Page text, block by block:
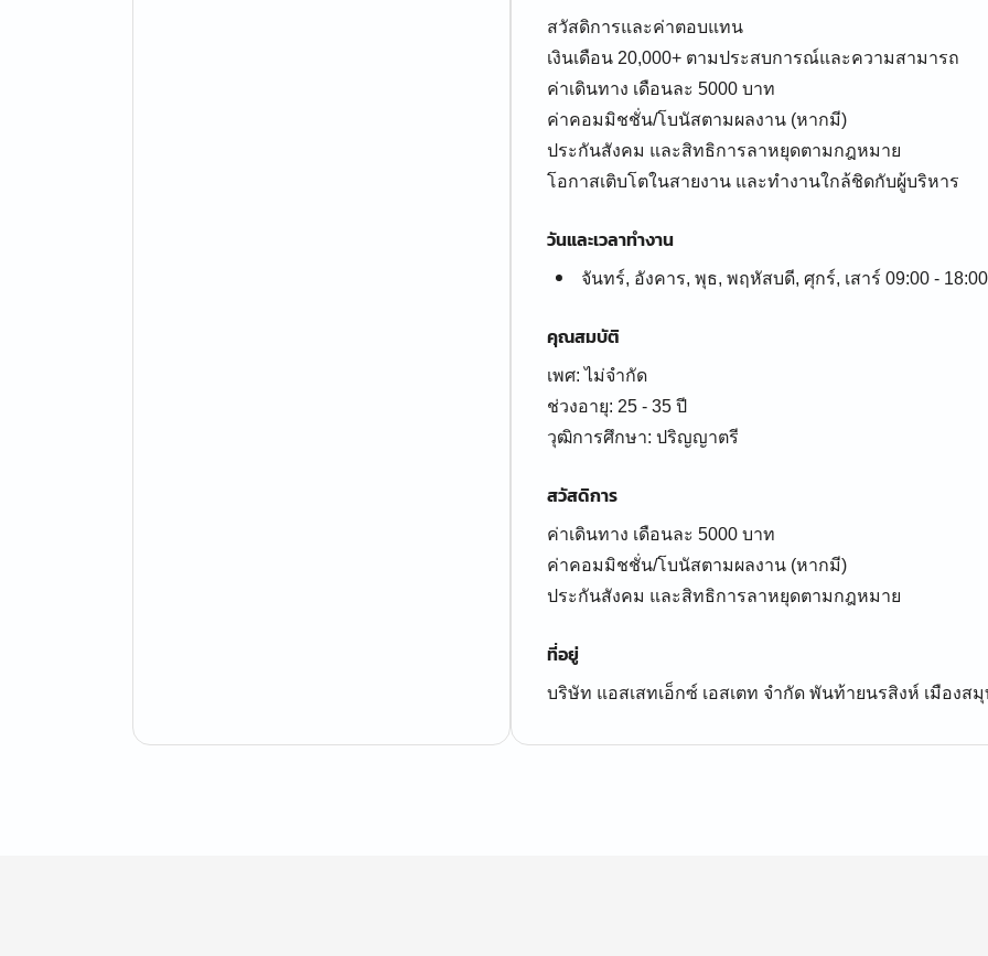
สวัสดิการและค่าตอบแทน
เงินเดือน 20,000+ ตามประสบการณ์และความสามารถ
ค่าเดินทาง เดือนละ 5000 บาท
ค่าคอมมิชชั่น/โบนัสตามผลงาน (หากมี)
ประกันสังคม และสิทธิการลาหยุดตามกฎหมาย
โอกาสเติบโตในสายงาน และทำงานใกล้ชิดกับผู้บริหาร
วันและเวลาทำงาน
จันทร์, อังคาร, พุธ, พฤหัสบดี, ศุกร์, เสาร์ 09:00 -
คุณสมบัติ
เพศ: ไม่จำกัด
ช่วงอายุ: 25 - 35 ปี
สวัสดิการ
ค่าเดินทาง เดือนละ 5000 บาท
ค่าคอมมิชชั่น/โบนัสตามผลงาน (หากมี)
ประกันสังคม และสิทธิการลาหยุดตามกฎหมาย
ที่อยู่
บริษัท แอสเสทเอ็กซ์ เอสเตท จำกัด พันท้ายนรสิงห์ เมืองส